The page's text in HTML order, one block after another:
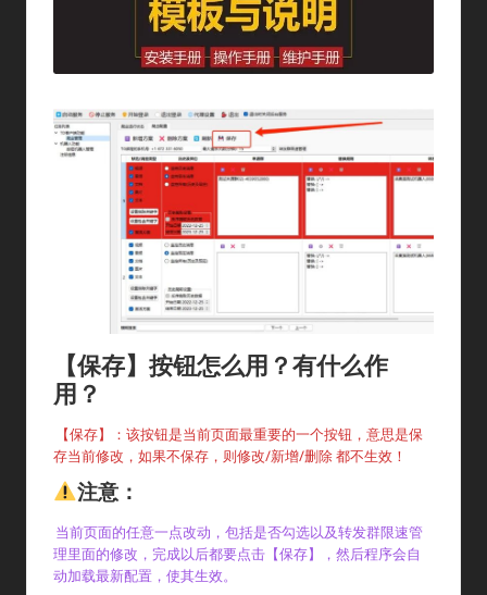
【保存】按钮怎么用？有什么作
用？
【保存】：该按钮是当前页面最重要的一个按钮，意思是保
存当前修改，如果不保存，则修改/新增/删除 都不生效！
注意：
当前页面的任意一点改动，包括是否勾选以及转发群限速管
理里面的修改，完成以后都要点击【保存】，然后程序会自
动加载最新配置，使其生效。